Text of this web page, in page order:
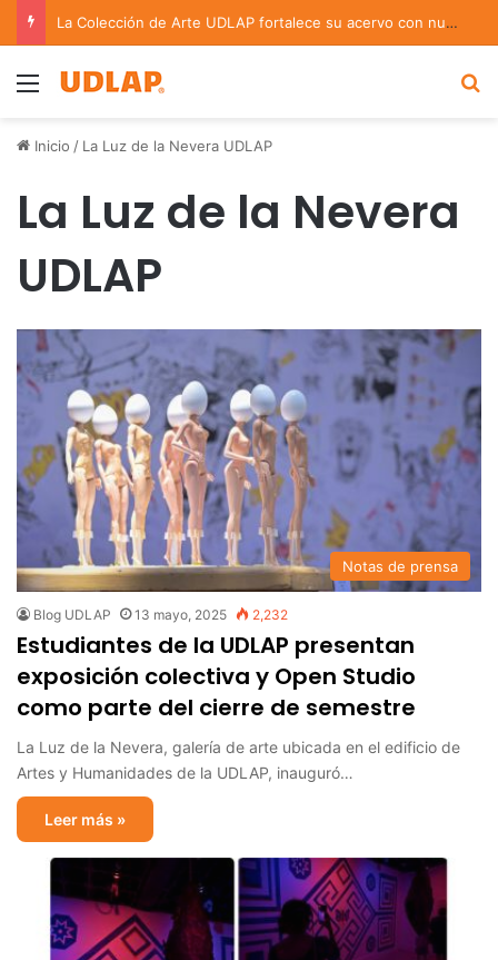
La Colección de Arte UDLAP fortalece su acervo con nuevas obras de artistas emergentes y consolidados
Menu
Inicio / La Luz de la Nevera UDLAP
La Luz de la Nevera
UDLAP
Notas de prensa
Blog UDLAP 13 mayo, 2025 2,232
Estudiantes de la UDLAP presentan
exposición colectiva y Open Studio
como parte del cierre de semestre
La Luz de la Nevera, galería de arte ubicada en el edificio de
Artes y Humanidades de la UDLAP, inauguró…
Leer más »